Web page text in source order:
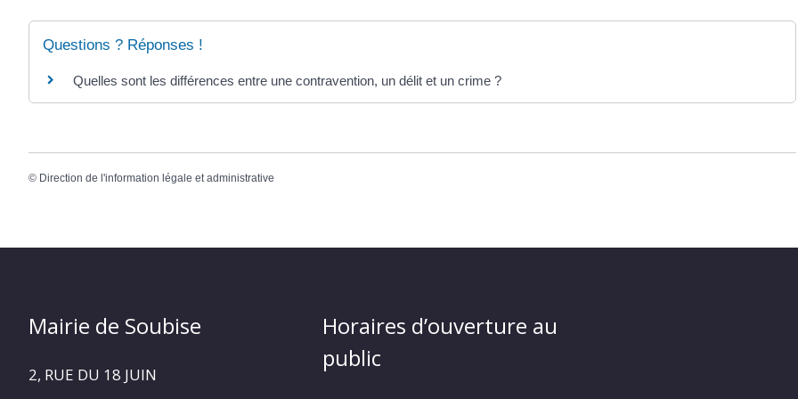
Questions ? Réponses !
Quelles sont les différences entre une contravention, un délit et un crime ?
© Direction de l'information légale et administrative
Mairie de Soubise
2, RUE DU 18 JUIN
Horaires d’ouverture au
public